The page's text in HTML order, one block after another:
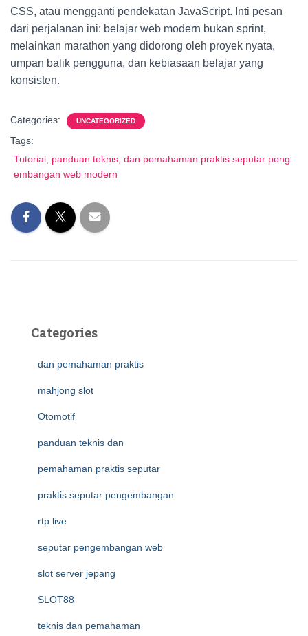
CSS, atau mengganti pendekatan JavaScript. Inti pesan
dari perjalanan ini: belajar web modern bukan sprint,
melainkan marathon yang didorong oleh proyek nyata,
umpan balik pengguna, dan kebiasaan belajar yang
konsisten.
Categories: UNCATEGORIZED
Tags:
Tutorial, panduan teknis, dan pemahaman praktis seputar peng
embangan web modern
Categories
dan pemahaman praktis
mahjong slot
Otomotif
panduan teknis dan
pemahaman praktis seputar
praktis seputar pengembangan
rtp live
seputar pengembangan web
slot server jepang
SLOT88
teknis dan pemahaman